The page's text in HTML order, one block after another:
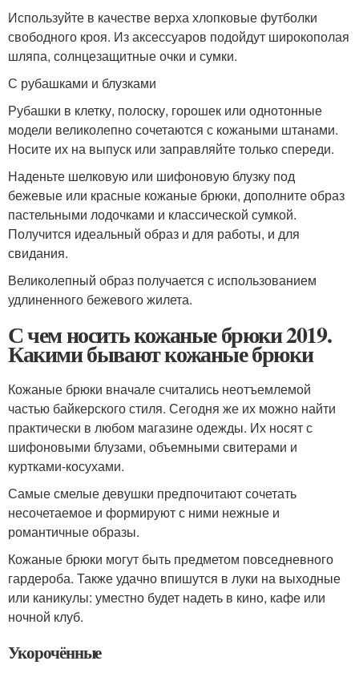
Используйте в качестве верха хлопковые футболки
свободного кроя. Из аксессуаров подойдут широкополая
шляпа, солнцезащитные очки и сумки.
С рубашками и блузками
Рубашки в клетку, полоску, горошек или однотонные
модели великолепно сочетаются с кожаными штанами.
Носите их на выпуск или заправляйте только спереди.
Наденьте шелковую или шифоновую блузку под
бежевые или красные кожаные брюки, дополните образ
пастельными лодочками и классической сумкой.
Получится идеальный образ и для работы, и для
свидания.
Великолепный образ получается с использованием
удлиненного бежевого жилета.
С чем носить кожаные брюки 2019.
Какими бывают кожаные брюки
Кожаные брюки вначале считались неотъемлемой
частью байкерского стиля. Сегодня же их можно найти
практически в любом магазине одежды. Их носят с
шифоновыми блузами, объемными свитерами и
куртками-косухами.
Самые смелые девушки предпочитают сочетать
несочетаемое и формируют с ними нежные и
романтичные образы.
Кожаные брюки могут быть предметом повседневного
гардероба. Также удачно впишутся в луки на выходные
или каникулы: уместно будет надеть в кино, кафе или
ночной клуб.
Укорочённые